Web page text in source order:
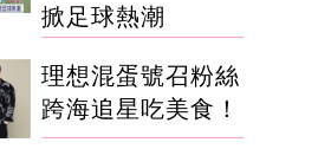
掀足球熱潮
理想混蛋號召粉絲
跨海追星吃美食！